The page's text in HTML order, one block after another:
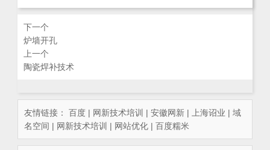
下一个
炉墙开孔
上一个
陶瓷焊补技术
友情链接： 百度 | 网新技术培训 | 安徽网新 | 上海诏业 | 域
名空间 | 网新技术培训 | 网站优化 | 百度糯米